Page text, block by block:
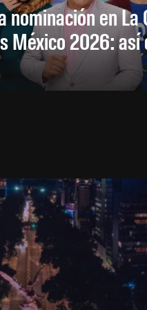
nominación en La
México 2026: así